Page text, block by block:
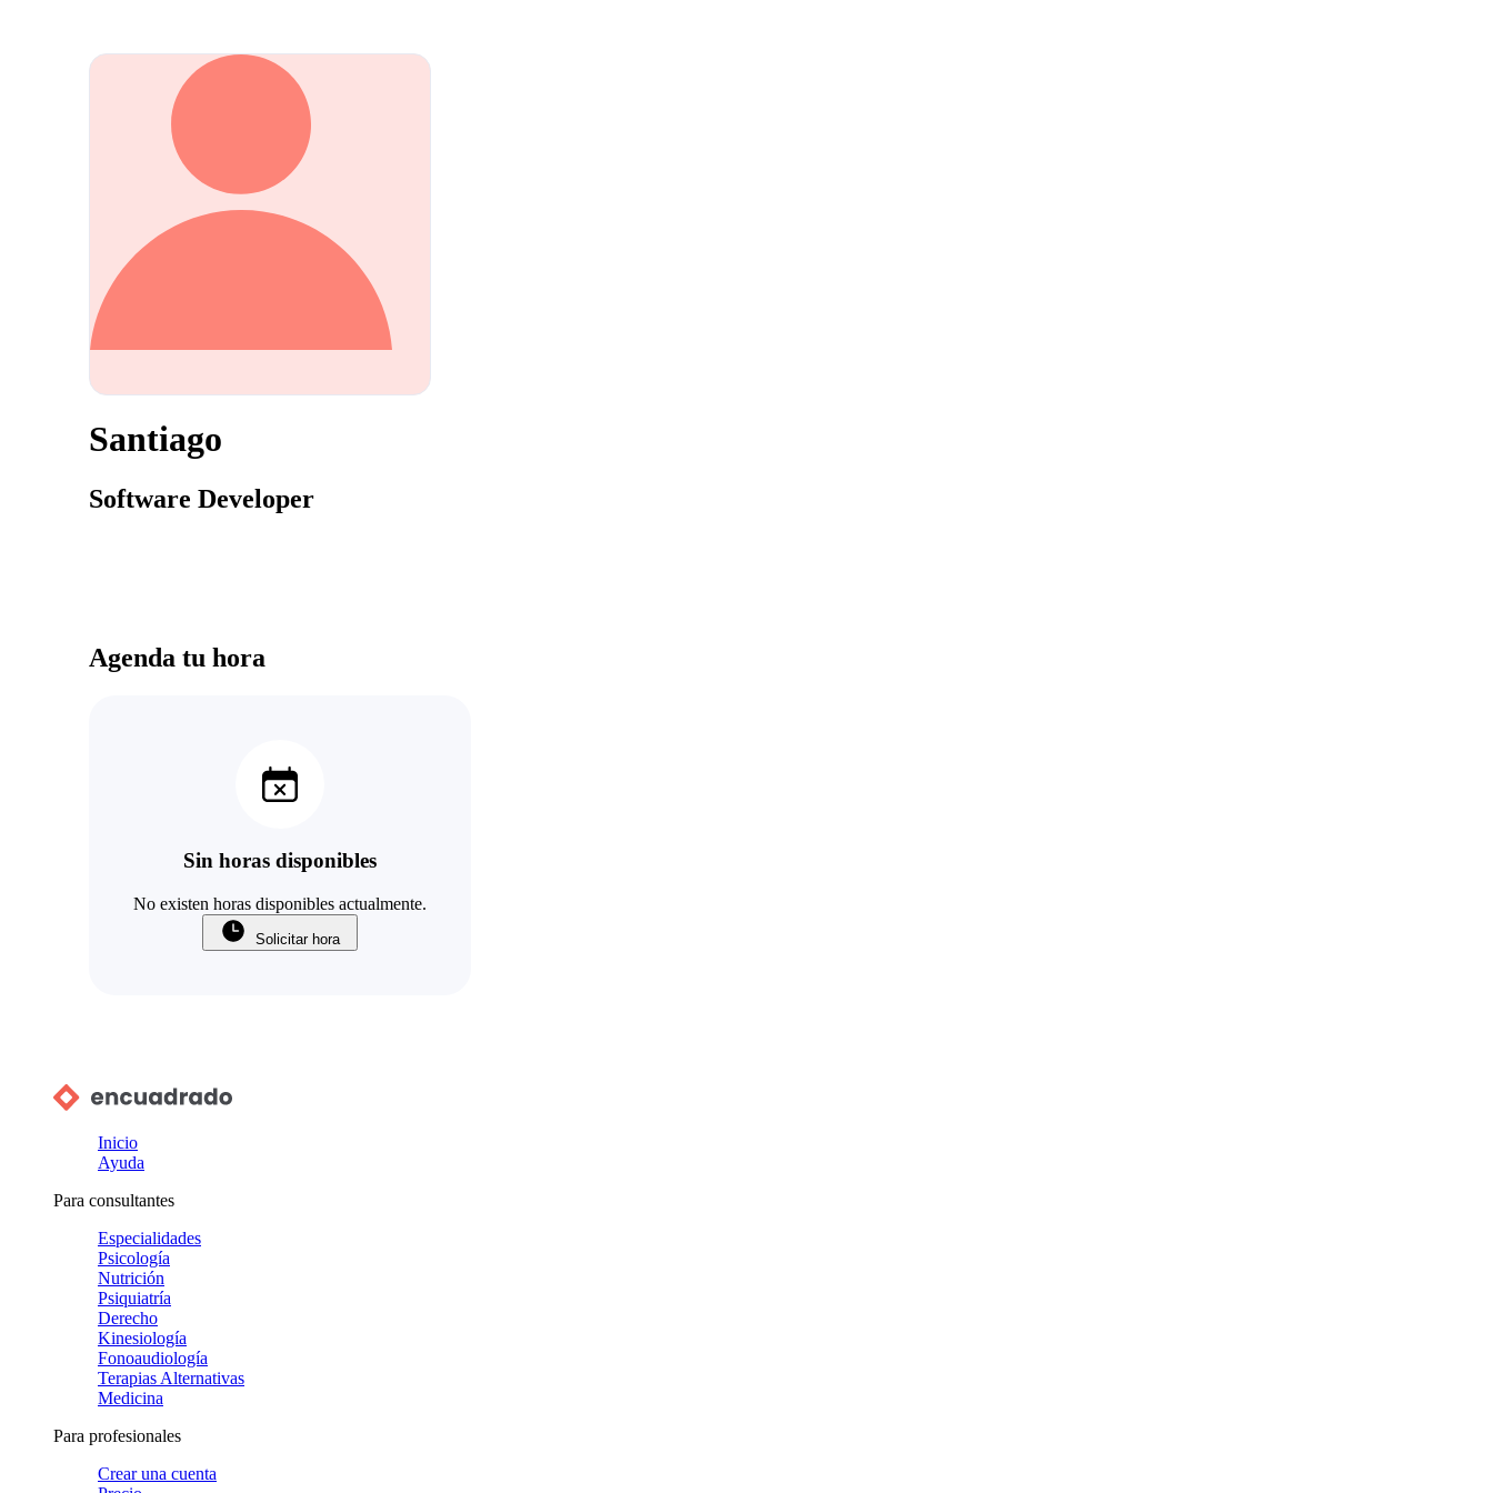
Santiago
Software Developer
Agenda tu hora
Sin horas disponibles
No existen horas disponibles actualmente.
Solicitar hora
Inicio
Ayuda
Para consultantes
Especialidades
Psicología
Nutrición
Psiquiatría
Derecho
Kinesiología
Fonoaudiología
Terapias Alternativas
Medicina
Para profesionales
Crear una cuenta